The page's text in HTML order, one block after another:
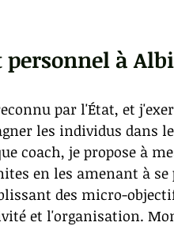
à
par l'État, et
les individus dans
coach, je propose à
en les amenant à
des micro-
et l'organisation.